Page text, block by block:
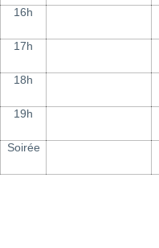
16h
17h
18h
19h
Soirée